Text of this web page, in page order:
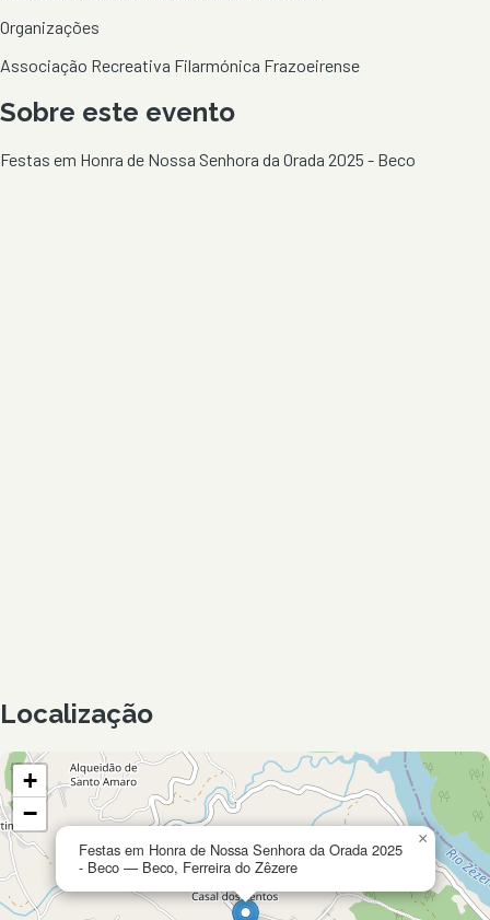
Organizações
Associação Recreativa Filarmónica Frazoeirense
Sobre este evento
Festas em Honra de Nossa Senhora da Orada 2025 - Beco
Localização
Festas em Honra de Nossa Senhora da Orada 2025
- Beco — Beco, Ferreira do Zêzere
×
+
−